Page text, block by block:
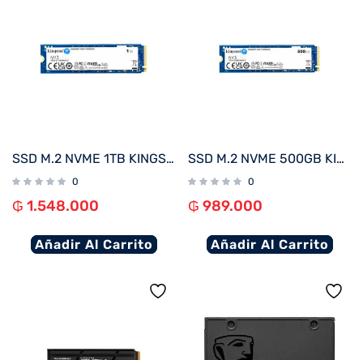
SSD M.2 NVME 1TB KINGSTON SNV3S/1000G 6000/4000MB/S PCIE 4.0
0
₲ 1.548.000
Añadir Al Carrito
SSD M.2 NVME 500GB KINGSTON SNV3S/500G 5000/3000MB/S PCIE 4.0
0
₲ 989.000
Añadir Al Carrito